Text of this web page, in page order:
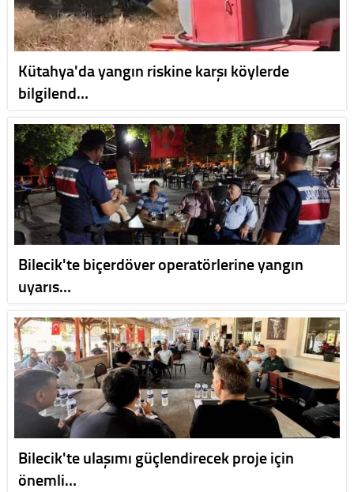
Kütahya'da yangın riskine karşı köylerde
bilgilend…
Bilecik'te biçerdöver operatörlerine yangın
uyarıs…
Bilecik'te ulaşımı güçlendirecek proje için
önemli…